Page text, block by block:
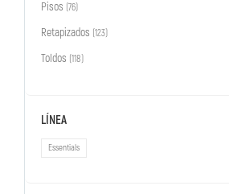
Pisos (76)
Retapizados (123)
Toldos (118)
LÍNEA
Essentials